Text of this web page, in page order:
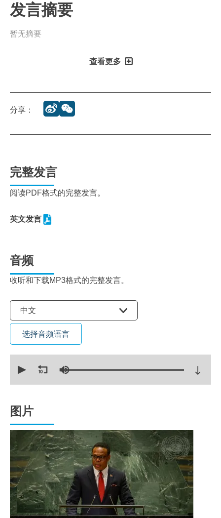
发言摘要
暂无摘要
查看更多
分享：
完整发言
阅读PDF格式的完整发言。
英文发言
音频
收听和下载MP3格式的完整发言。
选择语言
中文
选择音频语言
seconds
seconds
图片